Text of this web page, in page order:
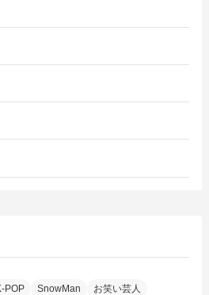
POP SnowMan
お笑い芸人